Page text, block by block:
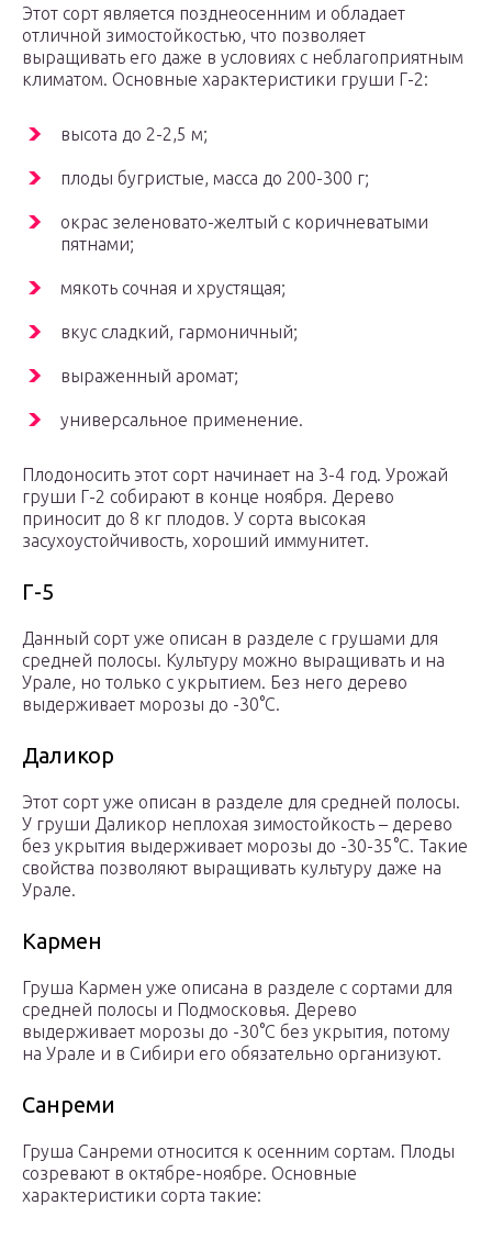
Этот сорт является позднеосенним и обладает
отличной зимостойкостью, что позволяет
выращивать его даже в условиях с неблагоприятным
климатом. Основные характеристики груши Г-2:
высота до 2-2,5 м;
плоды бугристые, масса до 200-300 г;
окрас зеленовато-желтый с коричневатыми
пятнами;
мякоть сочная и хрустящая;
вкус сладкий, гармоничный;
выраженный аромат;
универсальное применение.
Плодоносить этот сорт начинает на 3-4 год. Урожай
груши Г-2 собирают в конце ноября. Дерево
приносит до 8 кг плодов. У сорта высокая
засухоустойчивость, хороший иммунитет.
Г-5
Данный сорт уже описан в разделе с грушами для
средней полосы. Культуру можно выращивать и на
Урале, но только с укрытием. Без него дерево
выдерживает морозы до -30°C.
Даликор
Этот сорт уже описан в разделе для средней полосы.
У груши Даликор неплохая зимостойкость – дерево
без укрытия выдерживает морозы до -30-35°C. Такие
свойства позволяют выращивать культуру даже на
Урале.
Кармен
Груша Кармен уже описана в разделе с сортами для
средней полосы и Подмосковья. Дерево
выдерживает морозы до -30°C без укрытия, потому
на Урале и в Сибири его обязательно организуют.
Санреми
Груша Санреми относится к осенним сортам. Плоды
созревают в октябре-ноябре. Основные
характеристики сорта такие: